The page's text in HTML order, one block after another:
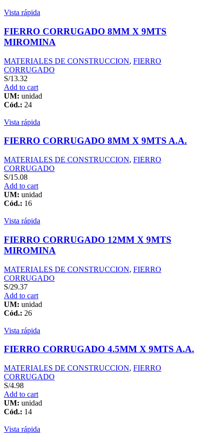
Vista rápida
FIERRO CORRUGADO 8MM X 9MTS
MIROMINA
MATERIALES DE CONSTRUCCION, FIERRO
CORRUGADO
S/13.32
Add to cart
UM: unidad
Cód.: 24
Vista rápida
FIERRO CORRUGADO 8MM X 9MTS A.A.
MATERIALES DE CONSTRUCCION, FIERRO
CORRUGADO
S/15.08
Add to cart
UM: unidad
Cód.: 16
Vista rápida
FIERRO CORRUGADO 12MM X 9MTS
MIROMINA
MATERIALES DE CONSTRUCCION, FIERRO
CORRUGADO
S/29.37
Add to cart
UM: unidad
Cód.: 26
Vista rápida
FIERRO CORRUGADO 4.5MM X 9MTS A.A.
MATERIALES DE CONSTRUCCION, FIERRO
CORRUGADO
S/4.98
Add to cart
UM: unidad
Cód.: 14
Vista rápida